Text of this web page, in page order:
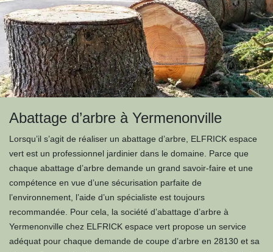
Abattage d’arbre à Yermenonville
Lorsqu’il s’agit de réaliser un abattage d’arbre, ELFRICK espace
vert est un professionnel jardinier dans le domaine. Parce que
chaque abattage d’arbre demande un grand savoir-faire et une
compétence en vue d’une sécurisation parfaite de
l’environnement, l’aide d’un spécialiste est toujours
recommandée. Pour cela, la société d’abattage d’arbre à
Yermenonville chez ELFRICK espace vert propose un service
adéquat pour chaque demande de coupe d’arbre en 28130 et sa